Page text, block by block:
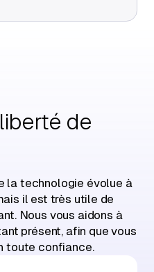
de
la technologie évolue à
il est très utile de
Nous vous aidons à
présent, afin que vous
toute confiance.